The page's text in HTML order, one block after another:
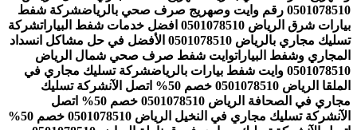
0501078510 رقم وايت وصهريج صرف صحي بالرياض
شركة شفط
بيارات شرق الرياض 0501078510 افضل خدمات شفط البيارات
شركة
تسليك مجاري بالرياض 0501078510 الأفضل في حل مشاكل انسداد
المجاري وشفط البياراتوايت شفط صرف صحي شمال الرياض
0501078510 وايت شفط بيارات بالرياض
شركة تسليك مجاري في
الملقا الرياض 0501078510 خصم 50% اتصل الآن
شركة تسليك
مجاري في الصحافة الرياض 0501078510 خصم 50% اتصل
الآن
شركة تسليك مجاري في النخيل الرياض 0501078510 خصم 50%